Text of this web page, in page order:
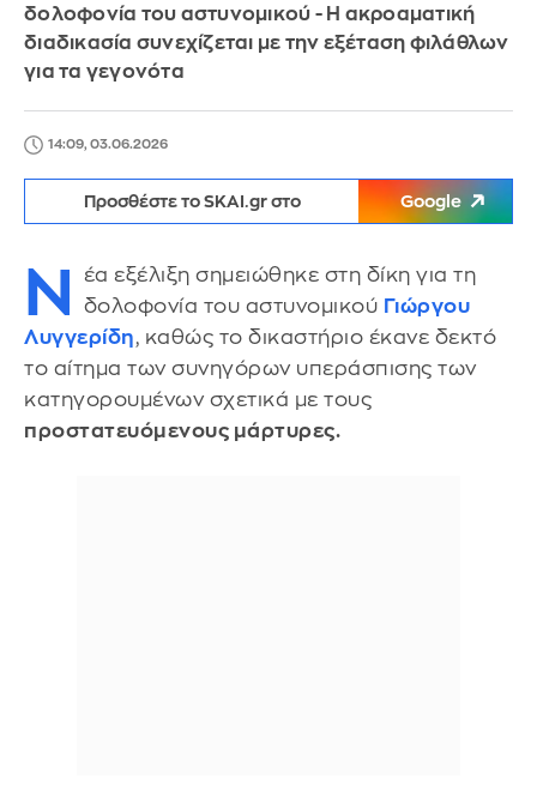
δολοφονία του αστυνομικού - Η ακροαματική
διαδικασία συνεχίζεται με την εξέταση φιλάθλων
για τα γεγονότα
14:09, 03.06.2026
Προσθέστε το SKAI.gr στο Google
Ν
έα εξέλιξη σημειώθηκε στη δίκη για τη
δολοφονία του αστυνομικού Γιώργου
Λυγγερίδη, καθώς το δικαστήριο έκανε δεκτό
το αίτημα των συνηγόρων υπεράσπισης των
κατηγορουμένων σχετικά με τους
προστατευόμενους μάρτυρες.